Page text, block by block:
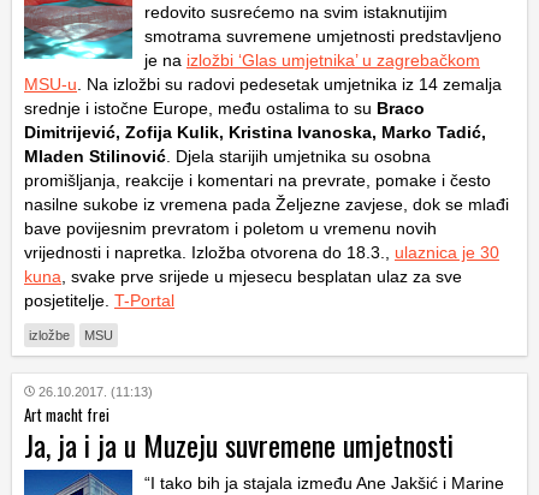
redovito susrećemo na svim istaknutijim
smotrama suvremene umjetnosti predstavljeno
je na izložbi ‘Glas umjetnika’ u zagrebačkom
MSU-u . Na izložbi su radovi pedesetak umjetnika iz 14 zemalja
srednje i istočne Europe, među ostalima to su Braco
Dimitrijević, Zofija Kulik, Kristina Ivanoska, Marko Tadić,
Mladen Stilinović . Djela starijih umjetnika su osobna
promišljanja, reakcije i komentari na prevrate, pomake i često
nasilne sukobe iz vremena pada Željezne zavjese, dok se mlađi
bave povijesnim prevratom i poletom u vremenu novih
vrijednosti i napretka. Izložba otvorena do 18.3., ulaznica je 30
kuna , svake prve srijede u mjesecu besplatan ulaz za sve
posjetitelje. T-Portal
izložbe MSU
26.10.2017. (11:13)
Art macht frei
Ja, ja i ja u Muzeju suvremene umjetnosti
“I tako bih ja stajala između Ane Jakšić i Marine